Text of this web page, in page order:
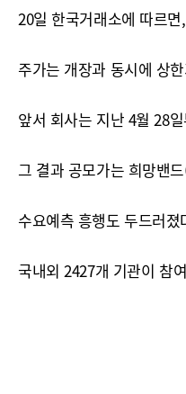
20일 한국거래소에 따르
주가는 개장과 동시에 상
앞서 회사는 지난 4월 28
그 결과 공모가는 희망밴
수요예측 흥행도 두드러졌
국내외 2427개 기관이 참